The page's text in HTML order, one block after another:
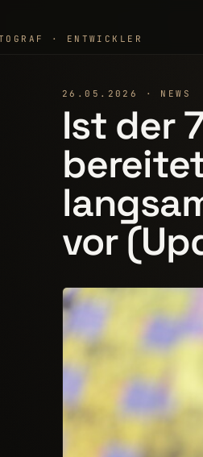
· ENTWICKLER
26.05.2026 · NEWS
Ist der
vor